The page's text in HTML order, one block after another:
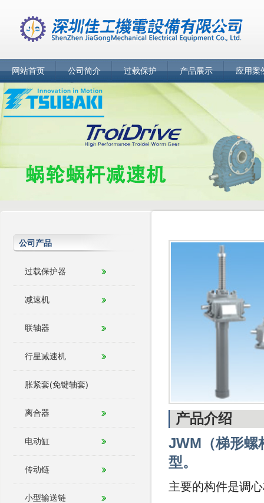
网站首页 公司简介 过载保护 产品展示 应用案
公司产品
过载保护器
减速机
联轴器
行星减速机
胀紧套(免键轴套)
离合器
电动缸
传动链
小型输送链
产品介绍
JWM（梯形螺
型。
主要的构件是调